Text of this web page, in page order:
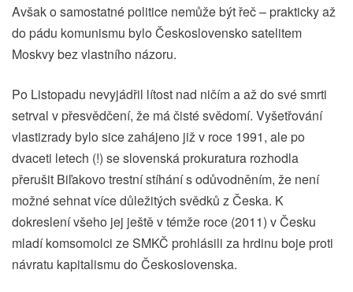
Avšak o samostatné politice nemůže být řeč – prakticky až
do pádu komunismu bylo Československo satelitem
Moskvy bez vlastního názoru.
Po Listopadu nevyjádřil lítost nad ničím a až do své smrti
setrval v přesvědčení, že má čisté svědomí. Vyšetřování
vlastizrady bylo sice zahájeno již v roce 1991, ale po
dvaceti letech (!) se slovenská prokuratura rozhodla
přerušit Biľakovo trestní stíhání s odůvodněním, že není
možné sehnat více důležitých svědků z Česka. K
dokreslení všeho jej ještě v témže roce (2011) v Česku
mladí komsomolci ze SMKČ prohlásili za hrdinu boje proti
návratu kapitalismu do Československa.